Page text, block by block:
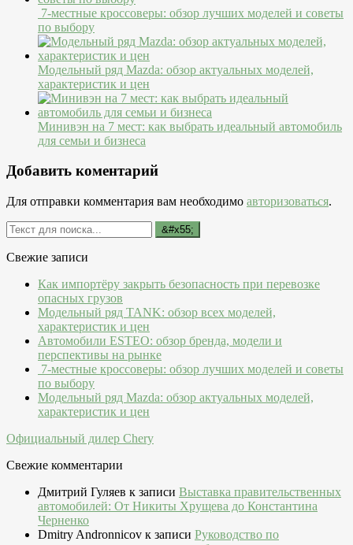
7-местные кроссоверы: обзор лучших моделей и советы
по выбору
Модельный ряд Mazda: обзор актуальных моделей,
характеристик и цен
Минивэн на 7 мест: как выбрать идеальный автомобиль
для семьи и бизнеса
Добавить коментарий
Для отправки комментария вам необходимо авторизоваться.
Свежие записи
Как импортёру закрыть безопасность при перевозке
опасных грузов
Модельный ряд TANK: обзор всех моделей,
характеристик и цен
Автомобили ESTEO: обзор бренда, модели и
перспективы на рынке
7-местные кроссоверы: обзор лучших моделей и советы
по выбору
Модельный ряд Mazda: обзор актуальных моделей,
характеристик и цен
Официальный дилер Chery
Свежие комментарии
Дмитрий Гуляев к записи Выставка правительственных
автомобилей: От Никиты Хрущева до Константина
Черненко
Dmitry Andronnicov к записи Руководство по